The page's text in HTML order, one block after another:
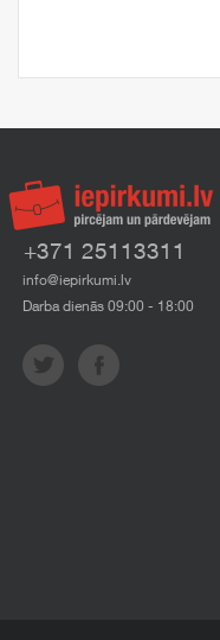
+371 25113311
info@iepirkumi.lv
Darba dienās 09:00 - 18:00